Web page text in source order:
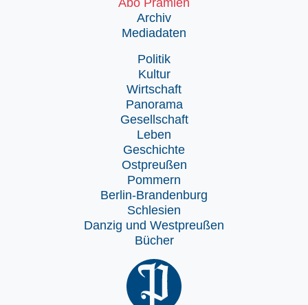
Archiv
Mediadaten
Politik
Kultur
Wirtschaft
Panorama
Gesellschaft
Leben
Geschichte
Ostpreußen
Pommern
Berlin-Brandenburg
Schlesien
Danzig und Westpreußen
Bücher